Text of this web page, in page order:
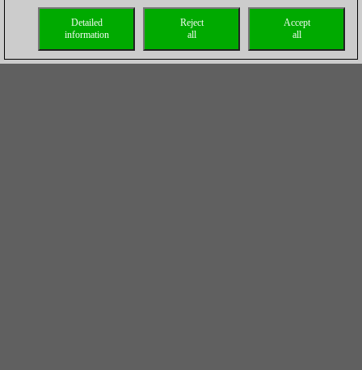
Accept
all
Reject
all
Detailed
information